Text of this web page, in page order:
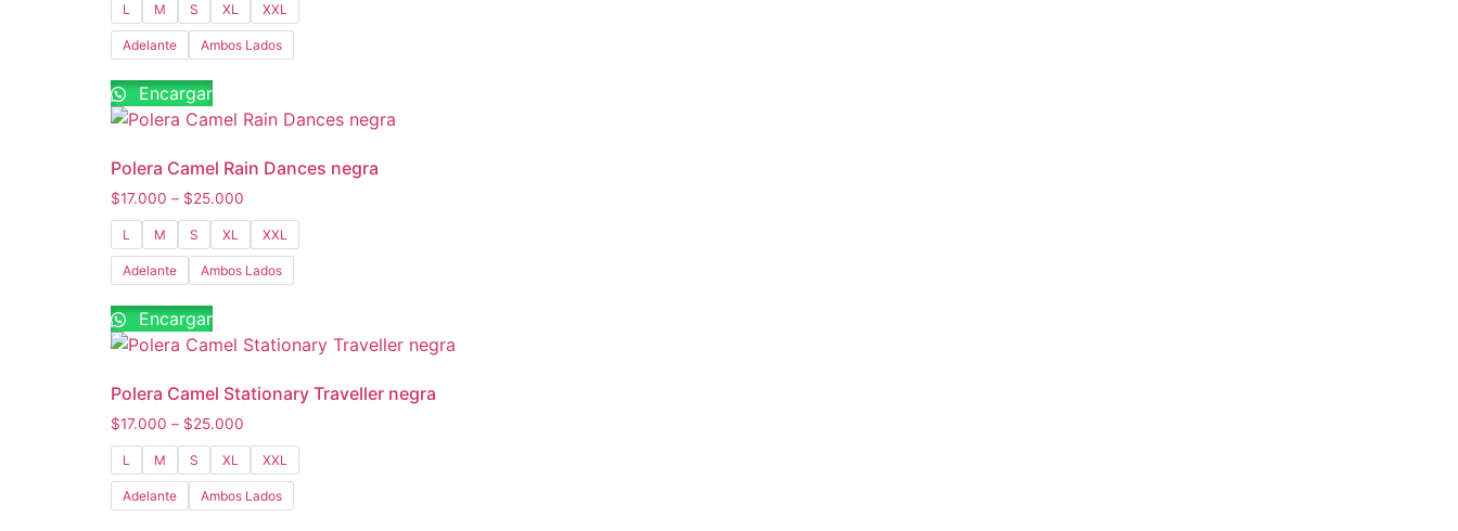
L M S XL XXL
Adelante Ambos Lados
Encargar
Polera Camel Rain Dances negra
$17.000 – $25.000
L M S XL XXL
Adelante Ambos Lados
Encargar
Polera Camel Stationary Traveller negra
$17.000 – $25.000
L M S XL XXL
Adelante Ambos Lados